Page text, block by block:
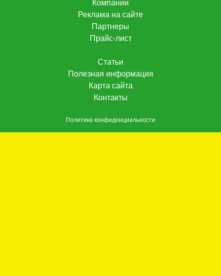
Компании
Реклама на сайте
Партнеры
Прайс-лист
Статьи
Полезная информация
Карта сайта
Контакты
Политика конфиденциальности